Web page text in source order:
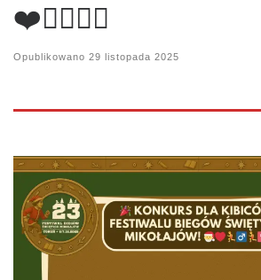
❤️🏃‍♂️🏃‍♀️
Opublikowano 29 listopada 2025